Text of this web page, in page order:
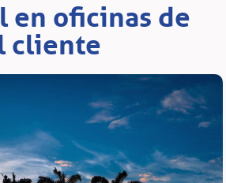
en oficinas de
cliente